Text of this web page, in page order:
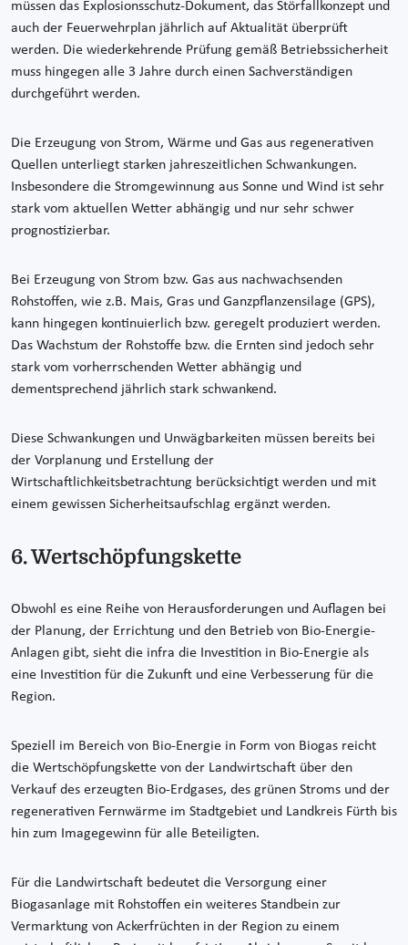
müssen das Explosionsschutz-Dokument, das Störfallkonzept und
auch der Feuerwehrplan jährlich auf Aktualität überprüft
werden. Die wiederkehrende Prüfung gemäß Betriebssicherheit
muss hingegen alle 3 Jahre durch einen Sachverständigen
durchgeführt werden.
Die Erzeugung von Strom, Wärme und Gas aus regenerativen
Quellen unterliegt starken jahreszeitlichen Schwankungen.
Insbesondere die Stromgewinnung aus Sonne und Wind ist sehr
stark vom aktuellen Wetter abhängig und nur sehr schwer
prognostizierbar.
Bei Erzeugung von Strom bzw. Gas aus nachwachsenden
Rohstoffen, wie z.B. Mais, Gras und Ganzpflanzensilage (GPS),
kann hingegen kontinuierlich bzw. geregelt produziert werden.
Das Wachstum der Rohstoffe bzw. die Ernten sind jedoch sehr
stark vom vorherrschenden Wetter abhängig und
dementsprechend jährlich stark schwankend.
Diese Schwankungen und Unwägbarkeiten müssen bereits bei
der Vorplanung und Erstellung der
Wirtschaftlichkeitsbetrachtung berücksichtigt werden und mit
einem gewissen Sicherheitsaufschlag ergänzt werden.
6. Wertschöpfungskette
Obwohl es eine Reihe von Herausforderungen und Auflagen bei
der Planung, der Errichtung und den Betrieb von Bio-Energie-
Anlagen gibt, sieht die infra die Investition in Bio-Energie als
eine Investition für die Zukunft und eine Verbesserung für die
Region.
Speziell im Bereich von Bio-Energie in Form von Biogas reicht
die Wertschöpfungskette von der Landwirtschaft über den
Verkauf des erzeugten Bio-Erdgases, des grünen Stroms und der
regenerativen Fernwärme im Stadtgebiet und Landkreis Fürth bis
hin zum Imagegewinn für alle Beteiligten.
Für die Landwirtschaft bedeutet die Versorgung einer
Biogasanlage mit Rohstoffen ein weiteres Standbein zur
Vermarktung von Ackerfrüchten in der Region zu einem